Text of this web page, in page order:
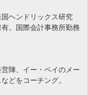
ヘンドリックス研究
。国際会計事務所勤務
陣、イー・ベイのメー
どをコーチング。